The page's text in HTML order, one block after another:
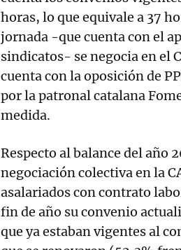
horas, lo que equivale a 37
jornada -que cuenta con el
sindicatos- se negocia en el
cuenta con la oposición de
por la patronal catalana
medida.
Respecto al balance del año
negociación colectiva en la
asalariados con contrato
fin de año su convenio
que ya estaban vigentes al